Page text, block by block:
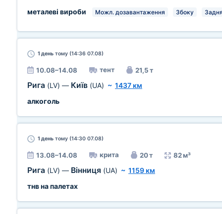
металеві вироби
Можл. дозавантаження Збоку
1 день тому (14:36 07.08)
10.08–14.08 тент 21,5 т
Рига (LV) — Київ (UA) ~ 1437 км
алкоголь
1 день тому (14:30 07.08)
13.08–14.08 крита 20 т 82 м³
Рига (LV) — Вінниця (UA) ~ 1159 км
тнв на палетах